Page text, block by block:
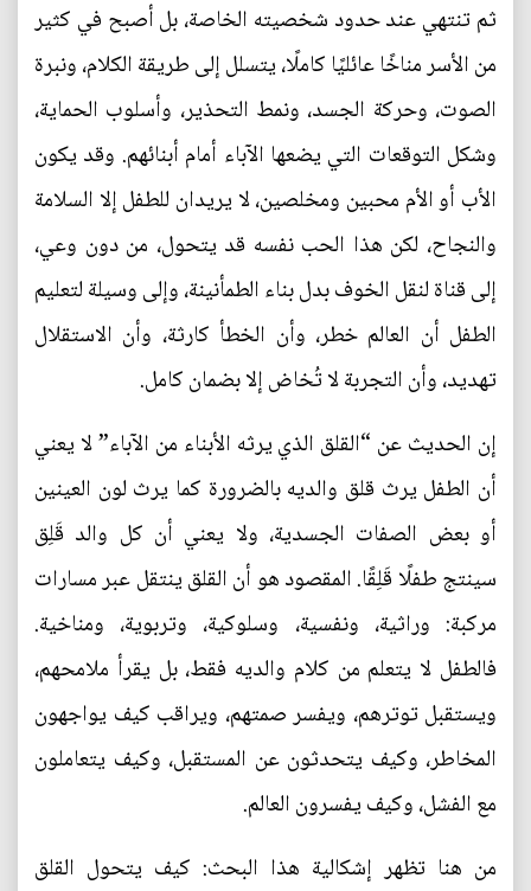
ثم تنتهي عند حدود شخصيته الخاصة، بل أصبح في كثير
من الأسر مناخًا عائليًا كاملًا، يتسلل إلى طريقة الكلام، ونبرة
الصوت، وحركة الجسد، ونمط التحذير، وأسلوب الحماية،
وشكل التوقعات التي يضعها الآباء أمام أبنائهم. وقد يكون
الأب أو الأم محبين ومخلصين، لا يريدان للطفل إلا السلامة
والنجاح، لكن هذا الحب نفسه قد يتحول، من دون وعي،
إلى قناة لنقل الخوف بدل بناء الطمأنينة، وإلى وسيلة لتعليم
الطفل أن العالم خطر، وأن الخطأ كارثة، وأن الاستقلال
تهديد، وأن التجربة لا تُخاض إلا بضمان كامل.
إن الحديث عن “القلق الذي يرثه الأبناء من الآباء” لا يعني
أن الطفل يرث قلق والديه بالضرورة كما يرث لون العينين
أو بعض الصفات الجسدية، ولا يعني أن كل والد قَلِق
سينتج طفلًا قَلِقًا. المقصود هو أن القلق ينتقل عبر مسارات
مركبة: وراثية، ونفسية، وسلوكية، وتربوية، ومناخية.
فالطفل لا يتعلم من كلام والديه فقط، بل يقرأ ملامحهم،
ويستقبل توترهم، ويفسر صمتهم، ويراقب كيف يواجهون
المخاطر، وكيف يتحدثون عن المستقبل، وكيف يتعاملون
مع الفشل، وكيف يفسرون العالم.
من هنا تظهر إشكالية هذا البحث: كيف يتحول القلق